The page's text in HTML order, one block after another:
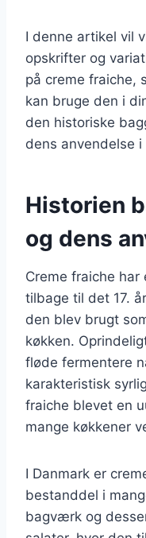
I denne artikel vil
opskrifter og
på creme fraiche,
kan bruge den i
den historiske
dens anvendelse
Historien
og dens
Creme fraiche
tilbage til det 17.
den blev brugt
køkken.
fløde fermentere
karakteristisk
fraiche blevet en
mange køkkener
I Danmark er
bestanddel i
bagværk og